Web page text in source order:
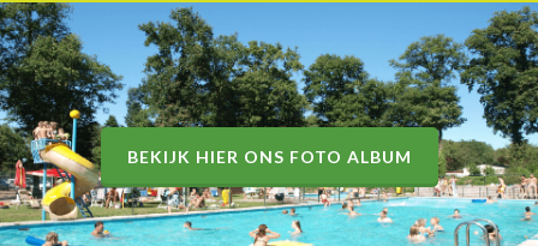
BEKIJK HIER ONS FOTO ALBUM